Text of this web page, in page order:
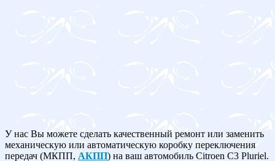
У нас Вы можете сделать качественный ремонт или заменить
механическую или автоматическую коробку переключения
передач (МКПП, АКПП) на ваш автомобиль Citroen C3 Pluriel.